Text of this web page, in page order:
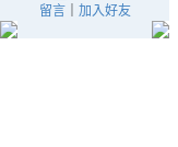
留言｜ 加入好友